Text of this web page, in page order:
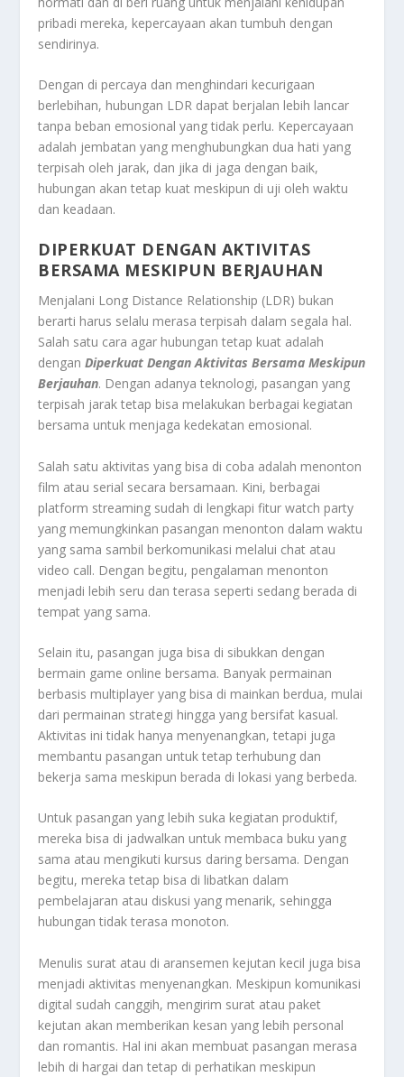
pribadi mereka, kepercayaan akan tumbuh dengan
sendirinya.
Dengan di percaya dan menghindari kecurigaan
berlebihan, hubungan LDR dapat berjalan lebih lancar
tanpa beban emosional yang tidak perlu. Kepercayaan
adalah jembatan yang menghubungkan dua hati yang
terpisah oleh jarak, dan jika di jaga dengan baik,
hubungan akan tetap kuat meskipun di uji oleh waktu
dan keadaan.
DIPERKUAT DENGAN AKTIVITAS
BERSAMA MESKIPUN BERJAUHAN
Menjalani Long Distance Relationship (LDR) bukan
berarti harus selalu merasa terpisah dalam segala hal.
Salah satu cara agar hubungan tetap kuat adalah
denganDiperkuat Dengan Aktivitas Bersama Meskipun
Berjauhan. Dengan adanya teknologi, pasangan yang
terpisah jarak tetap bisa melakukan berbagai kegiatan
bersama untuk menjaga kedekatan emosional.
Salah satu aktivitas yang bisa di coba adalah menonton
film atau serial secara bersamaan. Kini, berbagai
platform streaming sudah di lengkapi fitur watch party
yang memungkinkan pasangan menonton dalam waktu
yang sama sambil berkomunikasi melalui chat atau
video call. Dengan begitu, pengalaman menonton
menjadi lebih seru dan terasa seperti sedang berada di
tempat yang sama.
Selain itu, pasangan juga bisa di sibukkan dengan
bermain game online bersama. Banyak permainan
berbasis multiplayer yang bisa di mainkan berdua, mulai
dari permainan strategi hingga yang bersifat kasual.
Aktivitas ini tidak hanya menyenangkan, tetapi juga
membantu pasangan untuk tetap terhubung dan
bekerja sama meskipun berada di lokasi yang berbeda.
Untuk pasangan yang lebih suka kegiatan produktif,
mereka bisa di jadwalkan untuk membaca buku yang
sama atau mengikuti kursus daring bersama. Dengan
begitu, mereka tetap bisa di libatkan dalam
pembelajaran atau diskusi yang menarik, sehingga
hubungan tidak terasa monoton.
Menulis surat atau di aransemen kejutan kecil juga bisa
menjadi aktivitas menyenangkan. Meskipun komunikasi
digital sudah canggih, mengirim surat atau paket
kejutan akan memberikan kesan yang lebih personal
dan romantis. Hal ini akan membuat pasangan merasa
lebih di hargai dan tetap di perhatikan meskipun